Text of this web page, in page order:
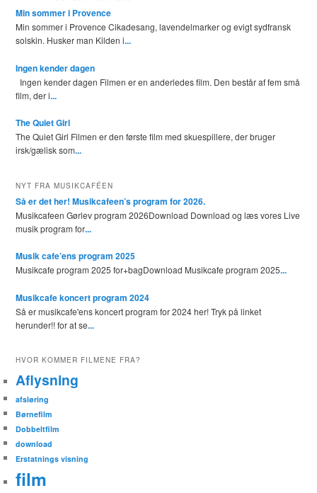
Min sommer i Provence
Min sommer i Provence Cikadesang, lavendelmarker og evigt sydfransk
solskin. Husker man Kilden i...
Ingen kender dagen
Ingen kender dagen Filmen er en anderledes film. Den består af fem små
film, der i...
The Quiet Girl
The Quiet Girl Filmen er den første film med skuespillere, der bruger
irsk/gælisk som...
NYT FRA MUSIKCAFÉEN
Så er det her! Musikcafeen’s program for 2026.
Musikcafeen Gørlev program 2026Download Download og læs vores Live
musik program for...
Musik cafe’ens program 2025
Musikcafe program 2025 for+bagDownload Musikcafe program 2025...
Musikcafe koncert program 2024
Så er musikcafe'ens koncert program for 2024 her! Tryk på linket
herunder!! for at se...
HVOR KOMMER FILMENE FRA?
Aflysning
afsløring
Børnefilm
Dobbeltfilm
download
Erstatnings visning
film